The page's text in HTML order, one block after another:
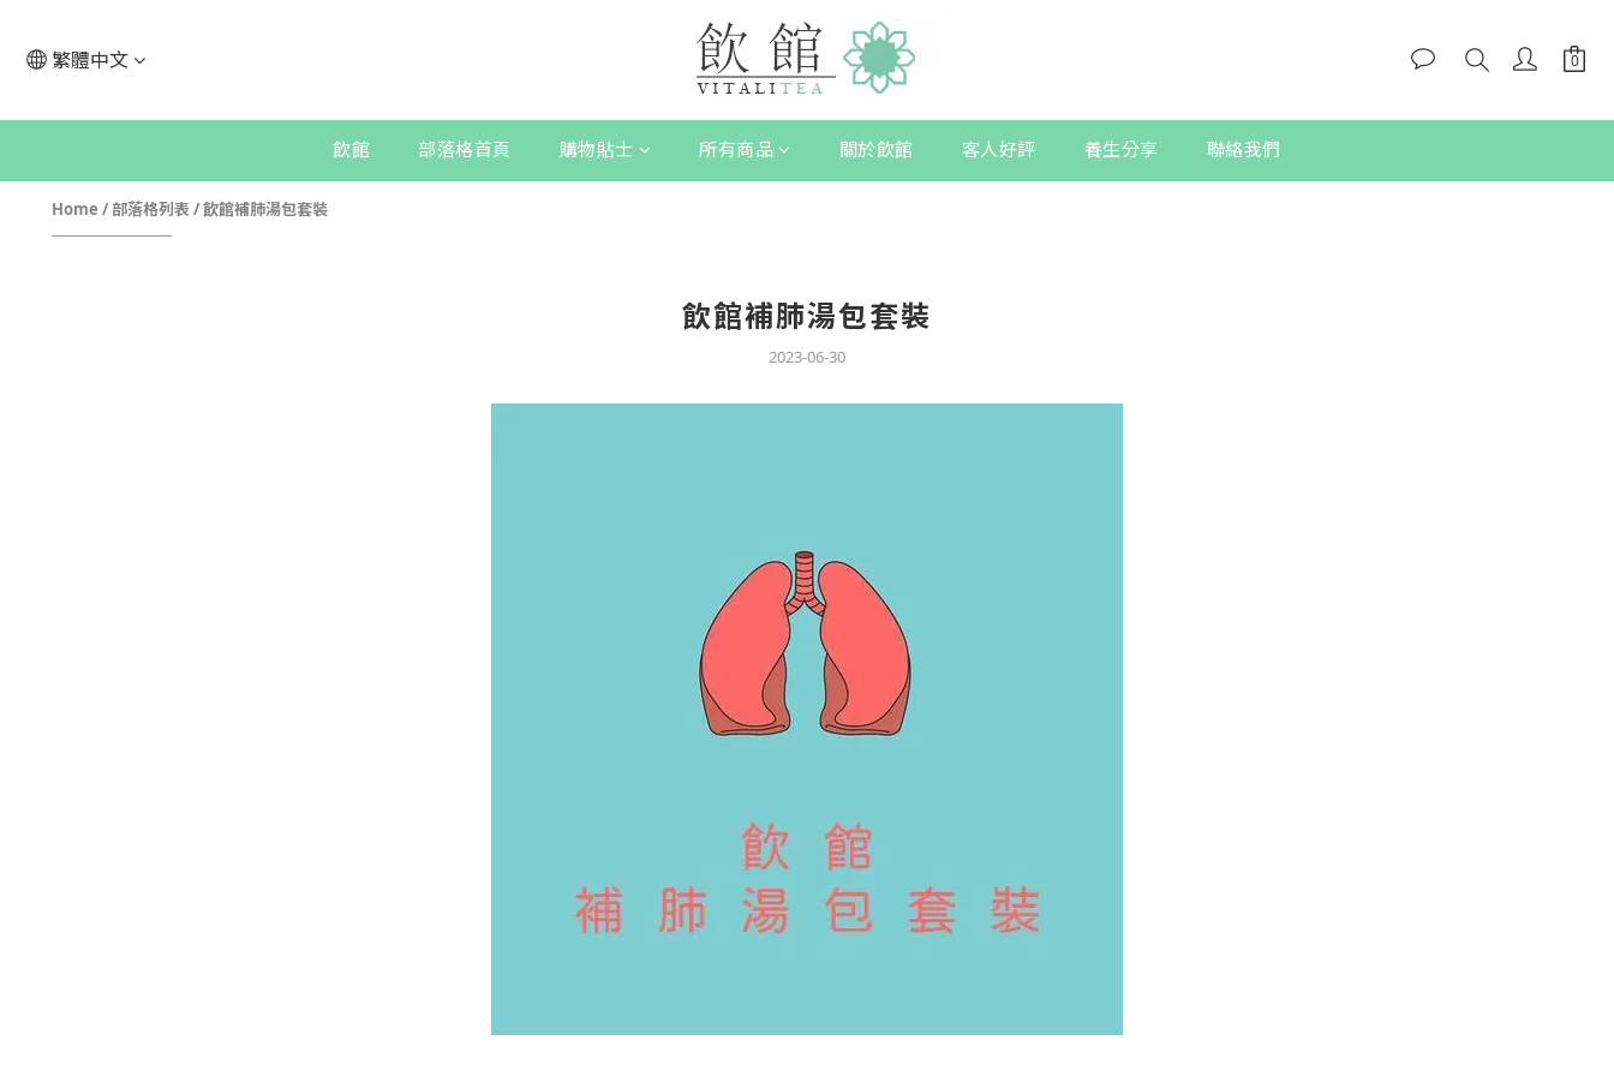
繁體中文
飲館 部落格首頁 購物貼士 所有商品 關於飲館 客人好評 養生分享 聯絡我們
Home / 部落格列表 /飲館補肺湯包套裝
飲館補肺湯包套裝
2023-06-30